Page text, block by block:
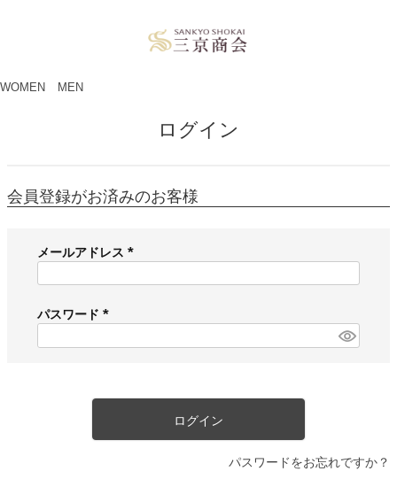
WOMEN MEN
ログイン
会員登録がお済みのお客様
メールアドレス
必
)
パスワード
必
ログイン
パスワードをお忘れですか？